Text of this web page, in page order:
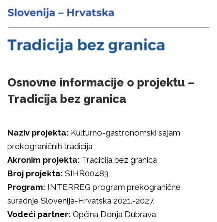
Osnovne informacije o projektu –
Tradicija bez granica
Naziv projekta: Kulturno-gastronomski sajam
prekograničnih tradicija
Akronim projekta: Tradicija bez granica
Broj projekta: SIHR00483
Program: INTERREG program prekogranične
suradnje Slovenija-Hrvatska 2021.-2027.
Vodeći partner: Općina Donja Dubrava